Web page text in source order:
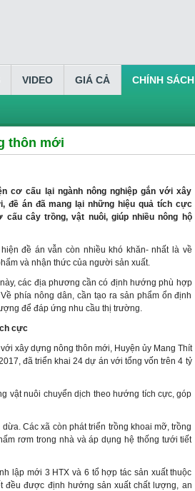
VIDEO GIÁ CẢ CHÍNH SÁCH
thôn mới
cơ cấu lại ngành nông nghiệp gắn với xây
đề án đã mang lại những hiệu quả tích cực
cấu cây trồng, vật nuôi, giúp nhiều nông hộ
đề án vẫn còn nhiều khó khăn- nhất là về
và nhận thức của người sản xuất.
các địa phương cần có định hướng phù hợp
phía nông dân, cần tạo ra sản phẩm ổn định
để đáp ứng nhu cầu thị trường.
cực
xây dựng nông thôn mới, Huyện ủy Mang Thít
đã triển khai 24 dự án với tổng vốn trên 4 tỷ
vật nuôi chuyển dịch theo hướng tích cực, góp
Các xã còn phát triển trồng khoai mỡ, trồng
rơm trong nhà và áp dụng hệ thống tưới tiết
lập mới 3 HTX và 6 tổ hợp tác sản xuất thuộc
đều được định hướng sản xuất chất lượng, an